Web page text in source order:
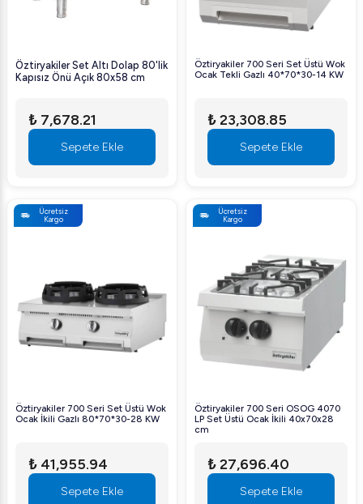
Öztiryakiler Set Altı Dolap 80'lik
Kapısız Önü Açık 80x58 cm
₺ 7,678.21
Sepete Ekle
Öztiryakiler 700 Seri Set Üstü Wok
Ocak Tekli Gazlı 40*70*30-14 KW
₺ 23,308.85
Sepete Ekle
Ücretsiz
Kargo
Öztiryakiler 700 Seri Set Üstü Wok
Ocak İkili Gazlı 80*70*30-28 KW
₺ 41,955.94
Sepete Ekle
Ücretsiz
Kargo
Öztiryakiler 700 Seri OSOG 4070
LP Set Üstü Ocak İkili 40x70x28
cm
₺ 27,696.40
Sepete Ekle